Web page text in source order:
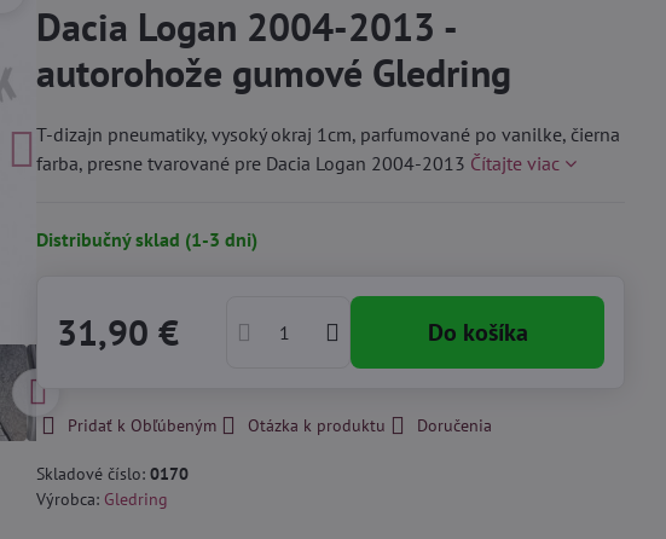
Dacia Logan 2004-2013 -
autorohože gumové Gledring
T-dizajn pneumatiky, vysoký okraj 1cm, parfumované po vanilke, čierna
farba, presne tvarované pre Dacia Logan 2004-2013 Čítajte viac
Distribučný sklad (1-3 dni)
31,90 € Do košíka
Pridať k Obľúbeným Otázka k produktu Doručenia
Skladové číslo:0170
Výrobca: Gledring